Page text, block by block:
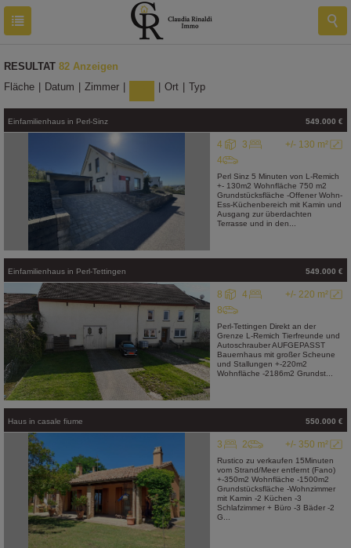
RESULTAT 82 Anzeigen
Fläche
Datum Zimmer Ort Typ
Einfamilienhaus in Perl-Sinz 549.000 €
+/- 130 m²
4
3
4
Perl Sinz 5 Minuten von L-Remich
+- 130m2 Wohnfläche 750 m2
Grundstücksfläche -Offener Wohn-
Ess-Küchenbereich mit Kamin und
Ausgang zur überdachten
Terrasse und in den...
Einfamilienhaus in Perl-Tettingen 549.000 €
+/- 220 m²
8
4
8
Perl-Tettingen Direkt an der
Grenze L-Remich Tierfreunde und
Autoschrauber AUFGEPASST
Bauernhaus mit großer Scheune
und Stallungen +-220m2
Wohnfläche -2186m2 Grundst...
Haus in casale fiume 550.000 €
+/- 350 m²
3 2
Rustico zu verkaufen 15Minuten
vom Strand/Meer entfernt (Fano)
+-350m2 Wohnfläche -1500m2
Grundstücksfläche -Wohnzimmer
mit Kamin -2 Küchen -3
Schlafzimmer + Büro -3 Bäder -2
G...